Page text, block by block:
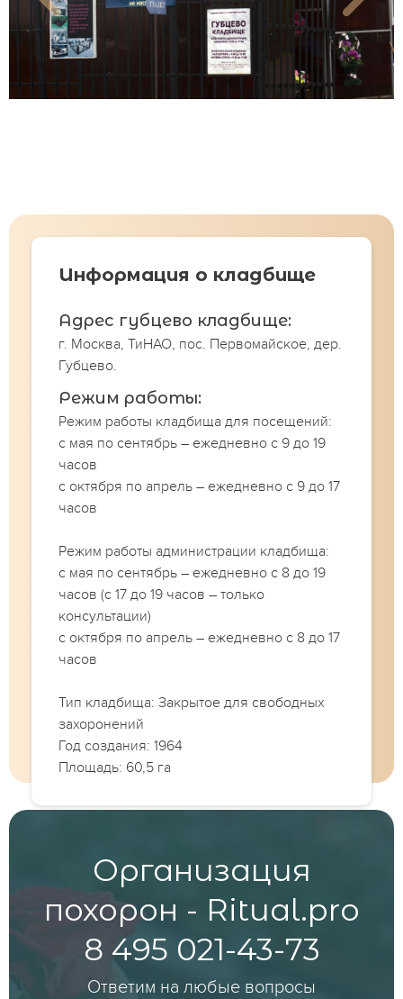
Информация о кладбище
Адрес губцево кладбище:
г. Москва, ТиНАО, пос. Первомайское, дер.
Губцево.
Режим работы:
Режим работы кладбища для посещений:
с мая по сентябрь – ежедневно с 9 до 19
часов
с октября по апрель – ежедневно с 9 до 17
часов
Режим работы администрации кладбища:
с мая по сентябрь – ежедневно с 8 до 19
часов (с 17 до 19 часов – только
консультации)
с октября по апрель – ежедневно с 8 до 17
часов
Тип кладбища: Закрытое для свободных
захоронений
Год создания: 1964
Площадь: 60,5 га
Организация
похорон - Ritual.pro
8 495 021-43-73
Ответим на любые вопросы